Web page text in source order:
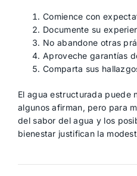
Comience con
Documente su
No abandone otras
Aproveche garantías
Comparta sus
El agua estructurada puede
algunos afirman, pero para
del sabor del agua y los
bienestar justifican la